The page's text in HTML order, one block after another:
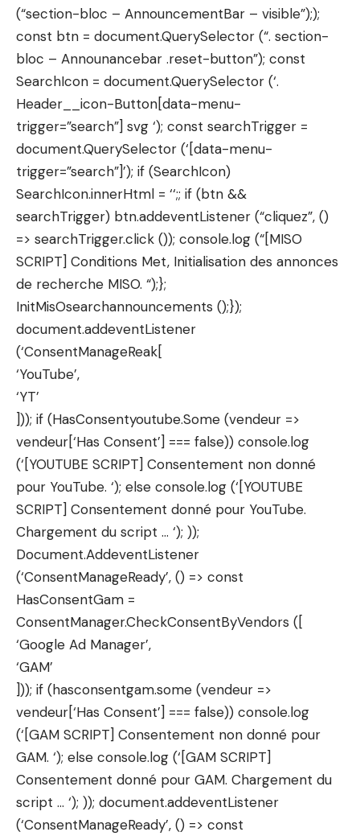
(“section-bloc – AnnouncementBar – visible”););
const btn = document.QuerySelector (“. section-
bloc – Announancebar .reset-button”); const
SearchIcon = document.QuerySelector (‘.
Header__icon-Button[data-menu-
trigger=”search”] svg ‘); const searchTrigger =
document.QuerySelector (‘[data-menu-
trigger=”search”]’); if (SearchIcon)
SearchIcon.innerHtml = ‘‘;; if (btn &&
searchTrigger) btn.addeventListener (“cliquez”, ()
=> searchTrigger.click ()); console.log (“[MISO
SCRIPT] Conditions Met, Initialisation des annonces
de recherche MISO. “);};
InitMisOsearchannouncements ();});
document.addeventListener
(‘ConsentManageReak[
‘YouTube’,
‘YT’
])); if (HasConsentyoutube.Some (vendeur =>
vendeur[‘Has Consent’] === false)) console.log
(‘[YOUTUBE SCRIPT] Consentement non donné
pour YouTube. ‘); else console.log (‘[YOUTUBE
SCRIPT] Consentement donné pour YouTube.
Chargement du script … ‘); ));
Document.AddeventListener
(‘ConsentManageReady’, () => const
HasConsentGam =
ConsentManager.CheckConsentByVendors ([
‘Google Ad Manager’,
‘GAM’
])); if (hasconsentgam.some (vendeur =>
vendeur[‘Has Consent’] === false)) console.log
(‘[GAM SCRIPT] Consentement non donné pour
GAM. ‘); else console.log (‘[GAM SCRIPT]
Consentement donné pour GAM. Chargement du
script … ‘); )); document.addeventListener
(‘ConsentManageReady’, () => const